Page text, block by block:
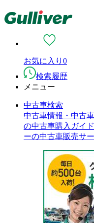
お気に入り 0
検索履歴
メニュー
中古車検索
中古車情報・中古
の中古車購入ガイド
ーの中古車販売サ